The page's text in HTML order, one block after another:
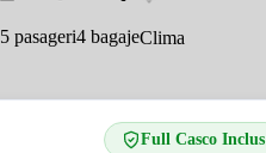
5 pasageri4 bagajeClima
Full Casco Inclus